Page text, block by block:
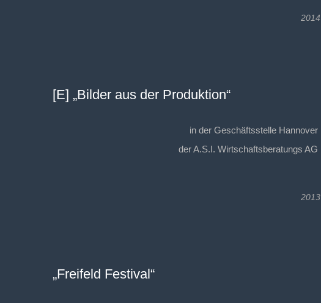
2014
[E] „Bilder aus der Produktion“
in der Geschäftsstelle Hannover
der A.S.I. Wirtschaftsberatungs AG
2013
„Freifeld Festival“